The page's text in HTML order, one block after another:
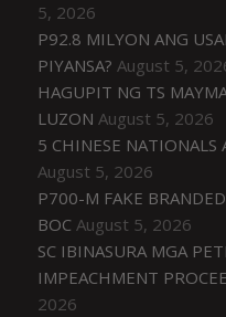
5, 2026
P92.8 MILYON ANG
PIYANSA? August 5,
HAGUPIT NG TS
LUZON August 5, 2026
5 CHINESE NATIONALS
August 5, 2026
P700-M FAKE
BOC August 5, 2026
SC IBINASURA MGA
IMPEACHMENT
2026